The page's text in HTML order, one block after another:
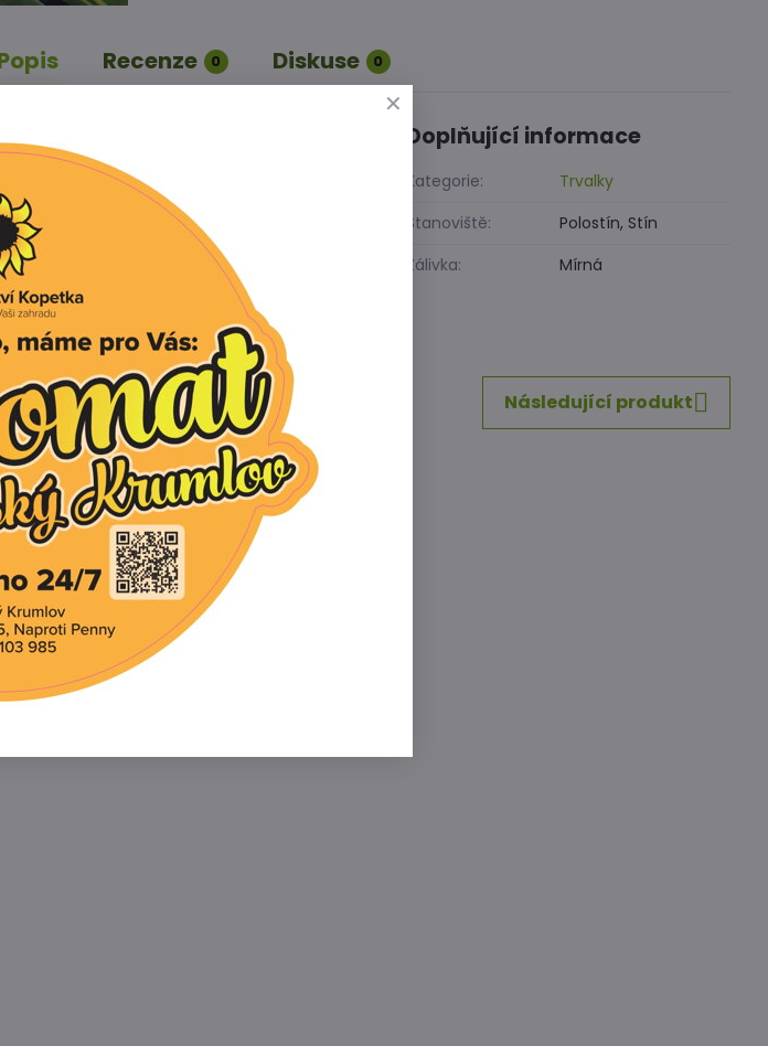
Recenze 0 Diskuse 0
propustná, humózní, vlhká. Doplňující informace
Kategorie:
Trvalky
Stanoviště:
Polostín, Stín
Zálivka:
Mírná
Facebook
TwitterBlueskyPinterest
RedditLinkedIn
Následující produkt